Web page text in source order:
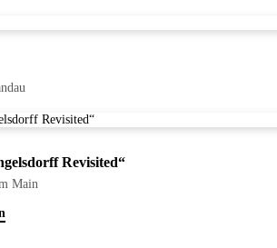
Revisited“
Main